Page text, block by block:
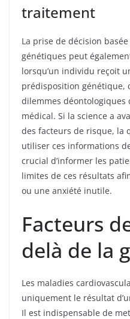
traitement
La prise de décision
génétiques peut
lorsqu’un individu reçoit
prédisposition génétique,
dilemmes déontologiques
médical. Si la science a
des facteurs de risque, la
utiliser ces informations
crucial d’informer les
limites de ces résultats
ou une anxiété inutile.
Facteurs
delà de la
Les maladies
uniquement le résultat
Il est indispensable de